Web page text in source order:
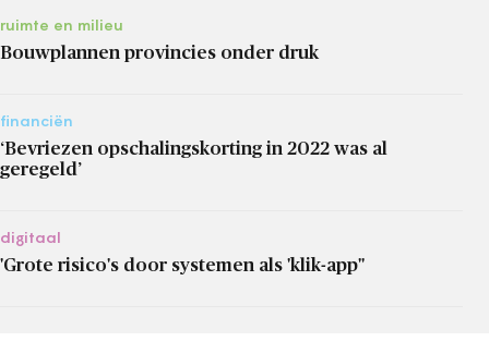
ruimte en milieu
Bouwplannen provincies onder druk
financiën
‘Bevriezen opschalingskorting in 2022 was al
geregeld’
digitaal
'Grote risico's door systemen als 'klik-app''